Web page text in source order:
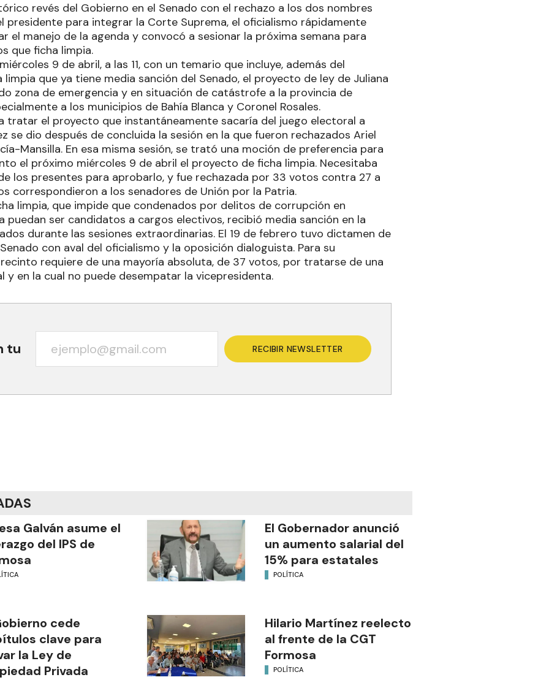
revés del Gobierno en el Senado con el rechazo a los dos nombres
presidente para integrar la Corte Suprema, el oficialismo rápidamente
el manejo de la agenda y convocó a sesionar la próxima semana para
que ficha limpia.
9 de abril, a las 11, con un temario que incluye, además del
que ya tiene media sanción del Senado, el proyecto de ley de Juliana
zona de emergencia y en situación de catástrofe a la provincia de
a los municipios de Bahía Blanca y Coronel Rosales.
tratar el proyecto que instantáneamente sacaría del juego electoral a
se dio después de concluida la sesión en la que fueron rechazados Ariel
Mansilla. En esa misma sesión, se trató una moción de preferencia para
el próximo miércoles 9 de abril el proyecto de ficha limpia. Necesitaba
los presentes para aprobarlo, y fue rechazada por 33 votos contra 27 a
correspondieron a los senadores de Unión por la Patria.
limpia, que impide que condenados por delitos de corrupción en
puedan ser candidatos a cargos electivos, recibió media sanción en la
durante las sesiones extraordinarias. El 19 de febrero tuvo dictamen de
con aval del oficialismo y la oposición dialoguista. Para su
requiere de una mayoría absoluta, de 37 votos, por tratarse de una
y en la cual no puede desempatar la vicepresidenta.
tu RECIBIR NEWSLETTER
Galván asume el
del IPS de
El Gobernador anunció
un aumento salarial del
15% para estatales
POLÍTICA
cede
clave para
la Ley de
Privada
Hilario Martínez reelecto
al frente de la CGT
Formosa
POLÍTICA